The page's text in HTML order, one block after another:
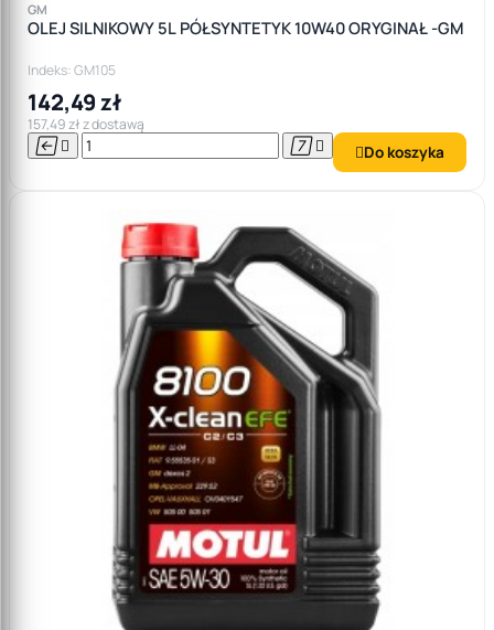
GM
OLEJ SILNIKOWY 5L PÓŁSYNTETYK 10W40 ORYGINAŁ -GM
Indeks: GM105
142,49 zł
157,49 zł z dostawą
    Do koszyka